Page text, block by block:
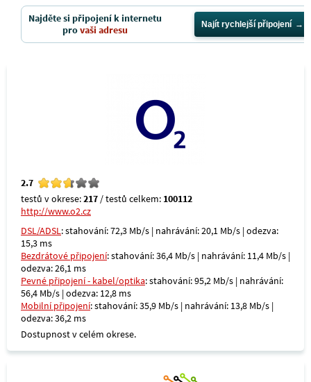
Najděte si připojení k internetu
provaši adresu Najít rychlejší připojení
2.7
testů v okrese:217 / testů celkem: 100112
http://www.o2.cz
DSL/ADSL: stahování: 72,3 Mb/s | nahrávání: 20,1 Mb/s | odezva:
15,3 ms
Bezdrátové připojení: stahování: 36,4 Mb/s | nahrávání: 11,4 Mb/s |
odezva: 26,1 ms
Pevné připojení - kabel/optika: stahování: 95,2 Mb/s | nahrávání:
56,4 Mb/s | odezva: 12,8 ms
Mobilní připojení: stahování: 35,9 Mb/s | nahrávání: 13,8 Mb/s |
odezva: 36,2 ms
Dostupnost v celém okrese.